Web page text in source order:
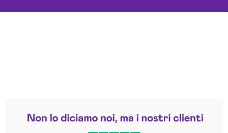
Trustpilot